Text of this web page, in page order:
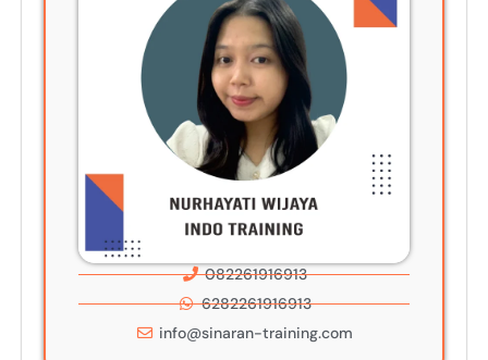
082261916913
6282261916913
info@sinaran-training.com